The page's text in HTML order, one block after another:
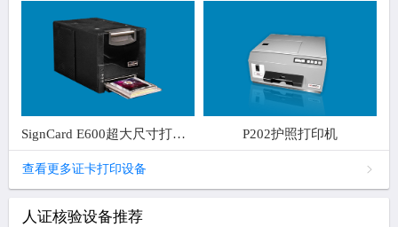
SignCard E600超大尺寸打印机 P202护照打印机
查看更多证卡打印设备
人证核验设备推荐